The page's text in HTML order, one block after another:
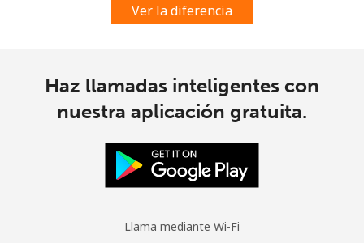
Ver la diferencia
Haz llamadas inteligentes con
nuestra aplicación gratuita.
Llama mediante Wi-Fi